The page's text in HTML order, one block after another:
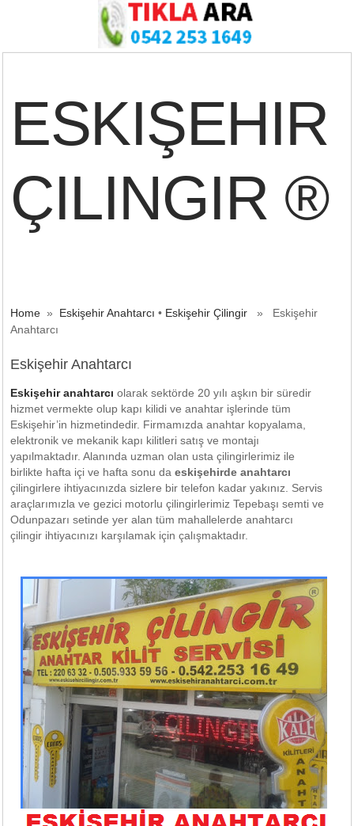
ESKIŞEHIR
ÇILINGIR ®
Home » Eskişehir Anahtarcı • Eskişehir Çilingir » Eskişehir
Anahtarcı
Eskişehir Anahtarcı
Eskişehir anahtarcı olarak sektörde 20 yılı aşkın bir süredir
hizmet vermekte olup kapı kilidi ve anahtar işlerinde tüm
Eskişehir’in hizmetindedir. Firmamızda anahtar kopyalama,
elektronik ve mekanik kapı kilitleri satış ve montajı
yapılmaktadır. Alanında uzman olan usta çilingirlerimiz ile
birlikte hafta içi ve hafta sonu daeskişehirde anahtarcı
çilingirlere ihtiyacınızda sizlere bir telefon kadar yakınız. Servis
araçlarımızla ve gezici motorlu çilingirlerimiz Tepebaşı semti ve
Odunpazarı setinde yer alan tüm mahallelerde anahtarcı
çilingir ihtiyacınızı karşılamak için çalışmaktadır.